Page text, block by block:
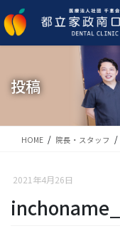
ン
テ
ビ
ゲ
移
投稿
HOME 院長・スタッフ
2021年4月26日